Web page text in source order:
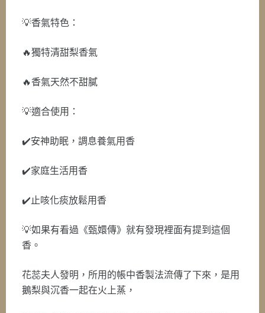
💡香氣特色：
🔥獨特清甜梨香氣
🔥香氣天然不甜膩
💡適合使用：
✔️安神助眠，調息養氣用香
✔️家庭生活用香
✔️止咳化痰放鬆用香
💡如果有看過《甄嬛傳》就有發現裡面有提到這個
香。
花蕊夫人發明，所用的帳中香製法流傳了下來，是用
鵝梨與沉香一起在火上蒸，